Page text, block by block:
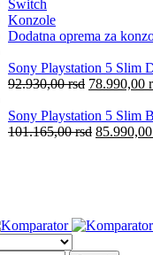
Switch
Konzole
Dodatna oprema za
Sony Playstation 5 Slim
92.930,00rsd 78.990,00
Sony Playstation 5 Slim
101.165,00rsd 85.990,00